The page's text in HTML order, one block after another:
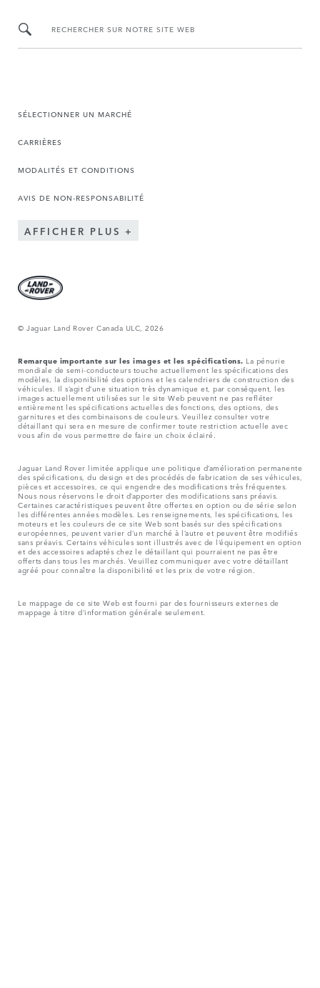
RECHERCHER SUR NOTRE SITE WEB
SÉLECTIONNER UN MARCHÉ
CARRIÈRES
MODALITÉS ET CONDITIONS
AVIS DE NON-RESPONSABILITÉ
AFFICHER PLUS
© Jaguar Land Rover Canada ULC, 2026
Remarque importante sur les images et les spécifications. La pénurie
mondiale de semi-conducteurs touche actuellement les spécifications des
modèles, la disponibilité des options et les calendriers de construction des
véhicules. Il s’agit d’une situation très dynamique et, par conséquent, les
images actuellement utilisées sur le site Web peuvent ne pas refléter
entièrement les spécifications actuelles des fonctions, des options, des
garnitures et des combinaisons de couleurs. Veuillez consulter votre
détaillant qui sera en mesure de confirmer toute restriction actuelle avec
vous afin de vous permettre de faire un choix éclairé.
Jaguar Land Rover limitée applique une politique d’amélioration permanente
des spécifications, du design et des procédés de fabrication de ses véhicules,
pièces et accessoires, ce qui engendre des modifications très fréquentes.
Nous nous réservons le droit d’apporter des modifications sans préavis.
Certaines caractéristiques peuvent être offertes en option ou de série selon
les différentes années modèles. Les renseignements, les spécifications, les
moteurs et les couleurs de ce site Web sont basés sur des spécifications
européennes, peuvent varier d’un marché à l’autre et peuvent être modifiés
sans préavis. Certains véhicules sont illustrés avec de l’équipement en option
et des accessoires adaptés chez le détaillant qui pourraient ne pas être
offerts dans tous les marchés. Veuillez communiquer avec votre détaillant
agréé pour connaître la disponibilité et les prix de votre région.
Le mappage de ce site Web est fourni par des fournisseurs externes de
mappage à titre d’information générale seulement.